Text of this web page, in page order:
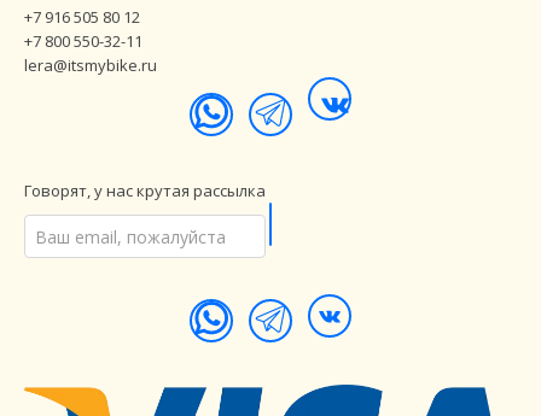
+7 916 505 80 12
+7 800 550-32-11
lera@itsmybike.ru
Говорят, у нас крутая рассылка